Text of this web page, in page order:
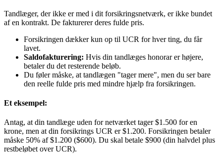
Tandlæger, der ikke er med i dit forsikringsnetværk, er ikke bundet
af en kontrakt. De fakturerer deres fulde pris.
Forsikringen dækker kun op til UCR for hver ting, du får
lavet.
Saldofakturering: Hvis din tandlæges honorar er højere,
betaler du det resterende beløb.
Du føler måske, at tandlægen "tager mere", men du ser bare
den reelle fulde pris med mindre hjælp fra forsikringen.
Et eksempel:
Antag, at din tandlæge uden for netværket tager $1.500 for en
krone, men at din forsikrings UCR er $1.200. Forsikringen betaler
måske 50% af $1.200 ($600). Du skal betale $900 (din halvdel plus
restbeløbet over UCR).